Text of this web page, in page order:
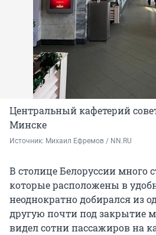
Центральный кафетерий
Минске
Источник: Михаил Ефремов / NN.RU
В столице Белоруссии много
которые расположены в
неоднократно добирался из
другую почти под закрытие
видел сотни пассажиров на